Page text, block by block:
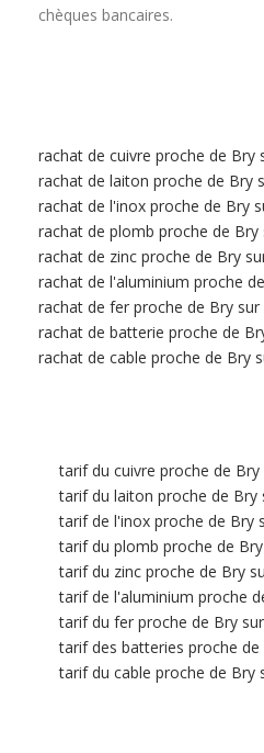
chèques bancaires.
rachat de cuivre proche de Bry
rachat de laiton proche de Bry
rachat de l'inox proche de Bry
rachat de plomb proche de Bry
rachat de zinc proche de Bry
rachat de l'aluminium proche
rachat de fer proche de Bry sur
rachat de batterie proche de
rachat de cable proche de Bry
tarif du cuivre proche de Bry
tarif du laiton proche de Bry
tarif de l'inox proche de Bry
tarif du plomb proche de
tarif du zinc proche de Bry
tarif de l'aluminium proche
tarif du fer proche de Bry
tarif des batteries proche de
tarif du cable proche de Bry